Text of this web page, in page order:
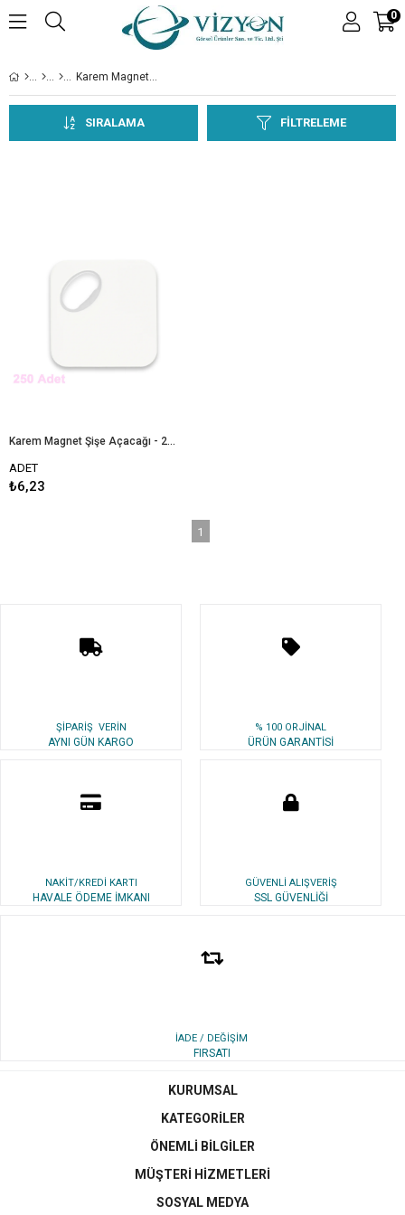
0
Karem Magnet Açacak
FILTRELEME
SIRALAMA
Karem Magnet Şişe Açacağı - 250 Adet
ADET
₺6,23
1
ŞİPARİŞ VERİN
AYNI GÜN KARGO
% 100 ORJİNAL
ÜRÜN GARANTİSİ
NAKİT/KREDİ KARTI
HAVALE ÖDEME İMKANI
GÜVENLİ ALIŞVERİŞ
SSL GÜVENLİĞİ
İADE / DEĞİŞİM
FIRSATI
KURUMSAL
KATEGORİLER
ÖNEMLİ BİLGİLER
MÜŞTERİ HİZMETLERİ
SOSYAL MEDYA